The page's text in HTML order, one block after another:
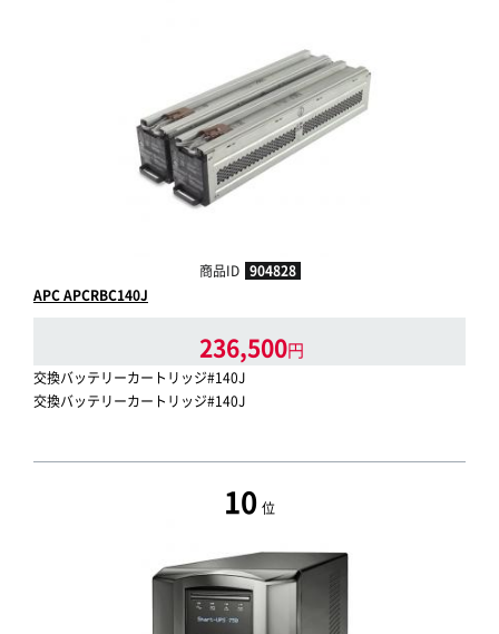
商品ID 904828
APC APCRBC140J
236,500円
交換バッテリーカートリッジ#140J
交換バッテリーカートリッジ#140J
10 位